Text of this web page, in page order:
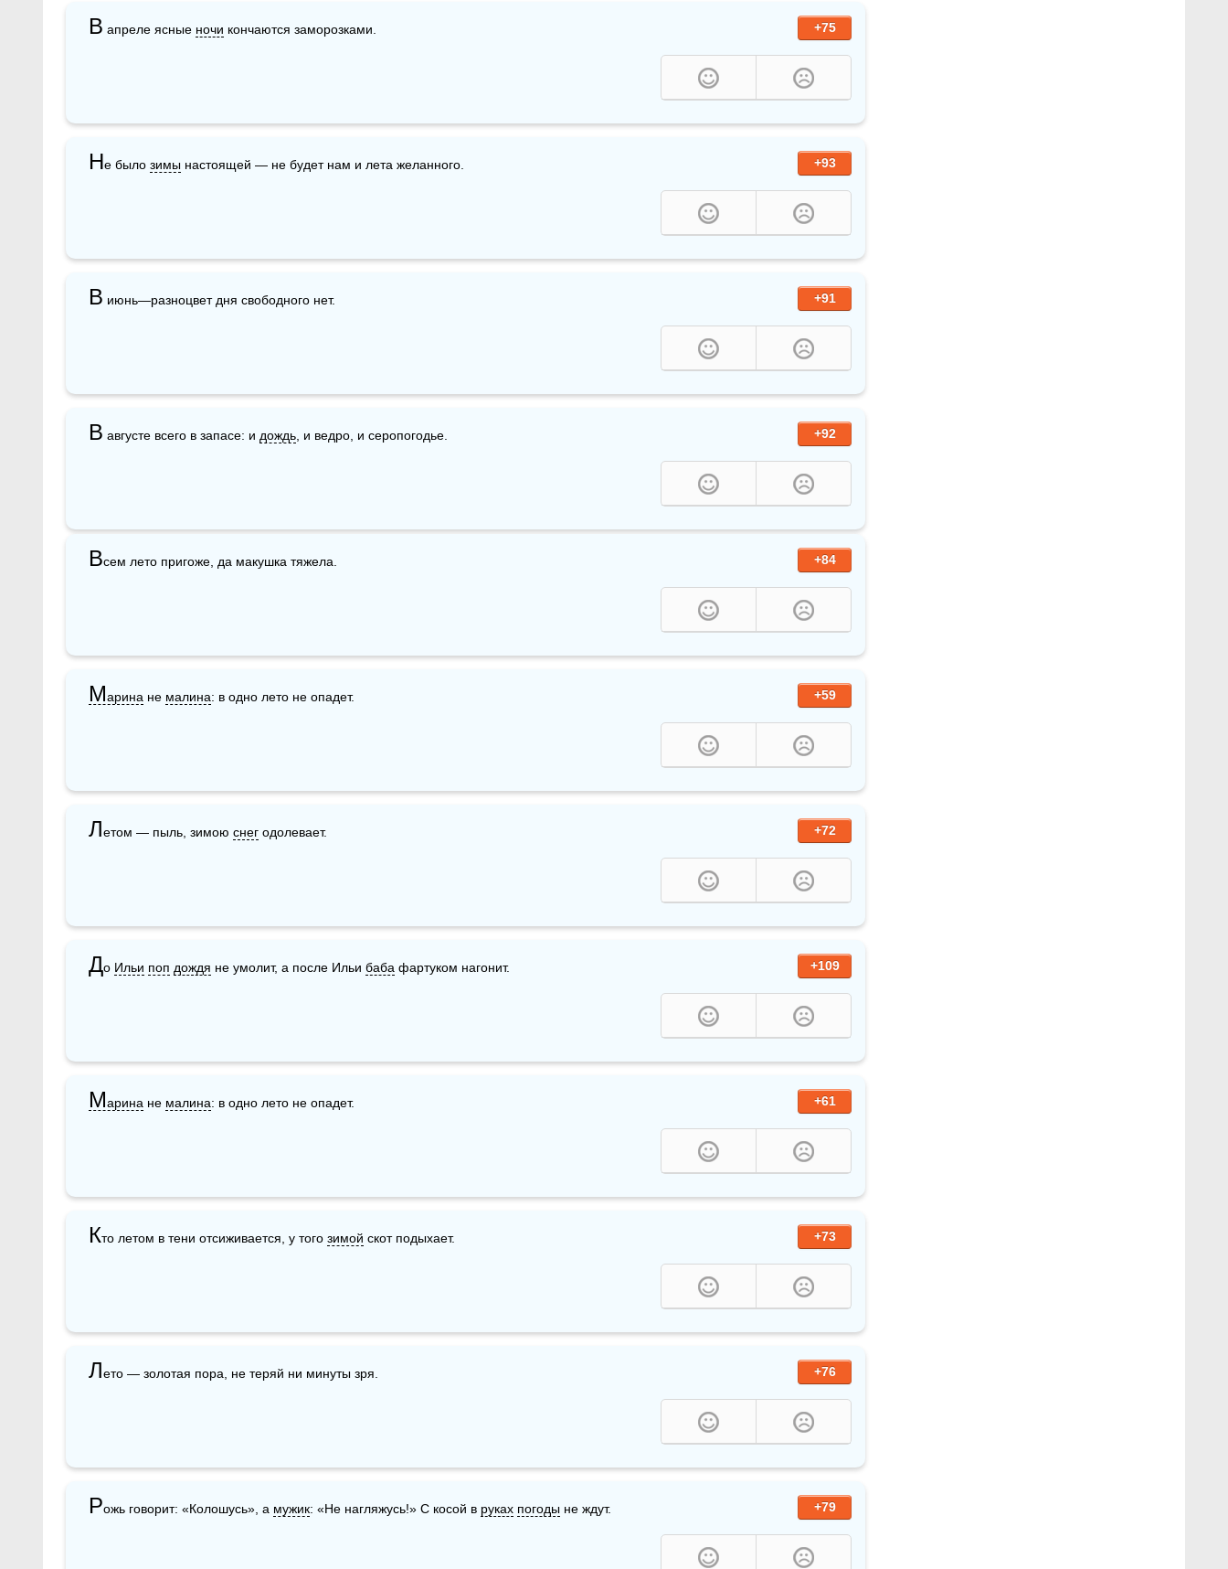
+75
В апреле ясные ночи кончаются заморозками.
+93
Не было зимы настоящей — не будет нам и лета желанного.
+91
В июнь—разноцвет дня свободного нет.
+92
В августе всего в запасе: и дождь , и ведро, и серопогодье.
+84
Всем лето пригоже, да макушка тяжела.
+59
Марина не малина: в одно лето не опадет.
+72
Летом — пыль, зимою снег одолевает.
+109
До Ильи поп дождя не умолит, а после Ильи баба фартуком нагонит.
+61
Марина не малина: в одно лето не опадет.
+73
Кто летом в тени отсиживается, у того зимой скот подыхает.
+76
Лето — золотая пора, не теряй ни минуты зря.
+79
Рожь говорит: «Колошусь», а мужик: «Не нагляжусь!» С косой в руках погоды не ждут.